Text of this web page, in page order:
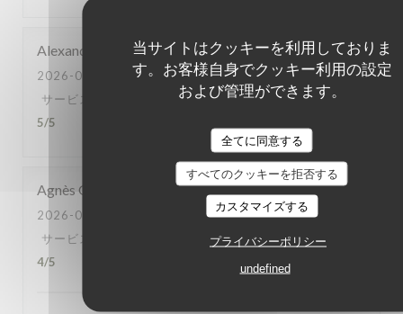
当サイトはクッキーを利用しておりま
す。お客様自身でクッキー利用の設定
および管理ができます。
全てに同意する
すべてのクッキーを拒否する
カスタマイズする
プライバシーポリシー
undefined
Alexandra
2026-08-05
- 21:30 - ゲスト 4
サービス
5/5 メニュー: 5 /5 品質-価格
5/5
Agnès G
2026-08-04
- 19:00 - ゲスト 2
サービス
メニュー: 4/5 品質-価格
4/5